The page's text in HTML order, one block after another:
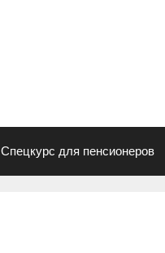
Спецкурс для пенсионеров